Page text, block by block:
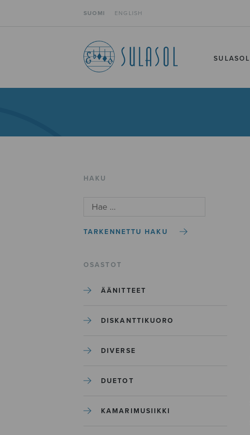
SUOMI ENGLISH
SULASOL
HAKU
TARKENNETTU HAKU
OSASTOT
ÄÄNITTEET
DISKANTTIKUORO
DIVERSE
DUETOT
KAMARIMUSIIKKI